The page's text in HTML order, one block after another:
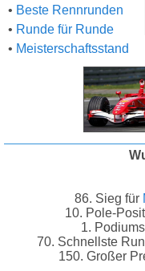
• Beste Rennrunden
• Runde für Runde
• Meisterschaftsstand
86. Sieg für
10. Pole-
1.
70. Schnellste
150. Großer